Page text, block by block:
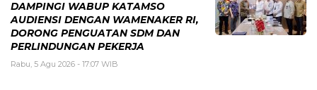
DAMPINGI WABUP KATAMSO
AUDIENSI DENGAN WAMENAKER RI,
DORONG PENGUATAN SDM DAN
PERLINDUNGAN PEKERJA
Rabu, 5 Agu 2026 - 17:07 WIB